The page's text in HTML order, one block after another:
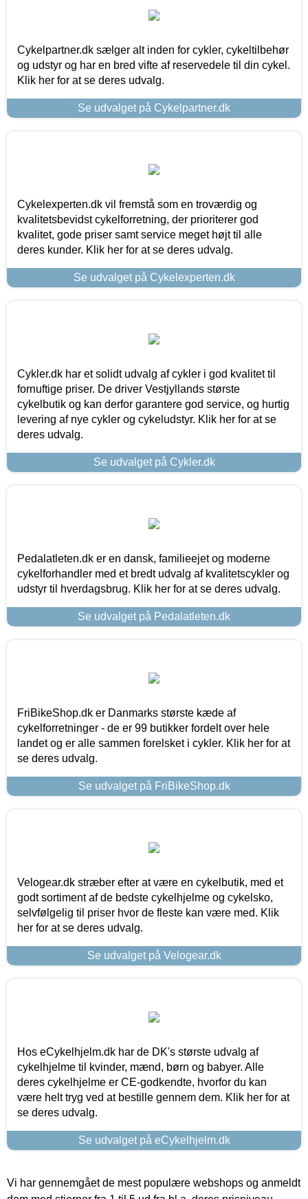
Cykelpartner.dk sælger alt inden for cykler, cykeltilbehør
og udstyr og har en bred vifte af reservedele til din cykel.
Klik her for at se deres udvalg.
Se udvalget på Cykelpartner.dk
Cykelexperten.dk vil fremstå som en troværdig og
kvalitetsbevidst cykelforretning, der prioriterer god
kvalitet, gode priser samt service meget højt til alle
deres kunder. Klik her for at se deres udvalg.
Se udvalget på Cykelexperten.dk
Cykler.dk har et solidt udvalg af cykler i god kvalitet til
fornuftige priser. De driver Vestjyllands største
cykelbutik og kan derfor garantere god service, og hurtig
levering af nye cykler og cykeludstyr. Klik her for at se
deres udvalg.
Se udvalget på Cykler.dk
Pedalatleten.dk er en dansk, familieejet og moderne
cykelforhandler med et bredt udvalg af kvalitetscykler og
udstyr til hverdagsbrug. Klik her for at se deres udvalg.
Se udvalget på Pedalatleten.dk
FriBikeShop.dk er Danmarks største kæde af
cykelforretninger - de er 99 butikker fordelt over hele
landet og er alle sammen forelsket i cykler. Klik her for at
se deres udvalg.
Se udvalget på FriBikeShop.dk
Velogear.dk stræber efter at være en cykelbutik, med et
godt sortiment af de bedste cykelhjelme og cykelsko,
selvfølgelig til priser hvor de fleste kan være med. Klik
her for at se deres udvalg.
Se udvalget på Velogear.dk
Hos eCykelhjelm.dk har de DK's største udvalg af
cykelhjelme til kvinder, mænd, børn og babyer. Alle
deres cykelhjelme er CE-godkendte, hvorfor du kan
være helt tryg ved at bestille gennem dem. Klik her for at
se deres udvalg.
Se udvalget på eCykelhjelm.dk
Vi har gennemgået de mest populære webshops og anmeldt